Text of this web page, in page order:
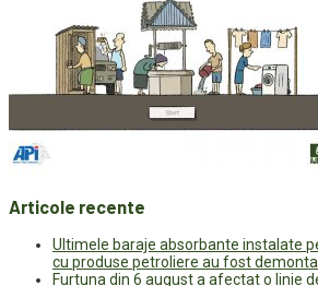
Articole recente
Ultimele baraje absorbante instalate
cu produse petroliere au fost
Furtuna din 6 august a afectat o linie